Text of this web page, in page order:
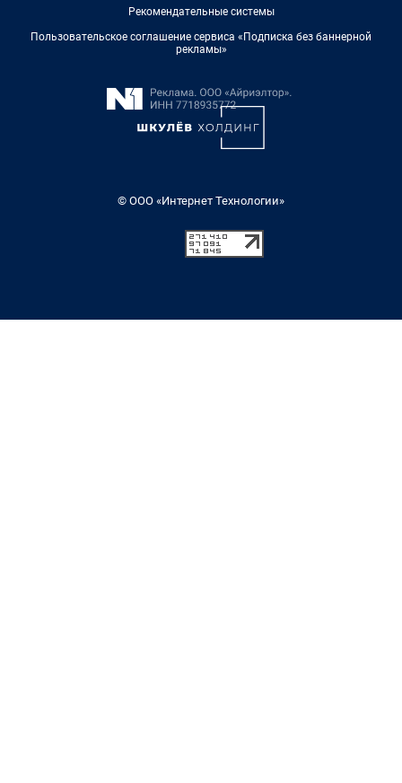
Рекомендательные системы
Пользовательское соглашение сервиса «Подписка без баннерной
рекламы»
© ООО «Интернет Технологии»